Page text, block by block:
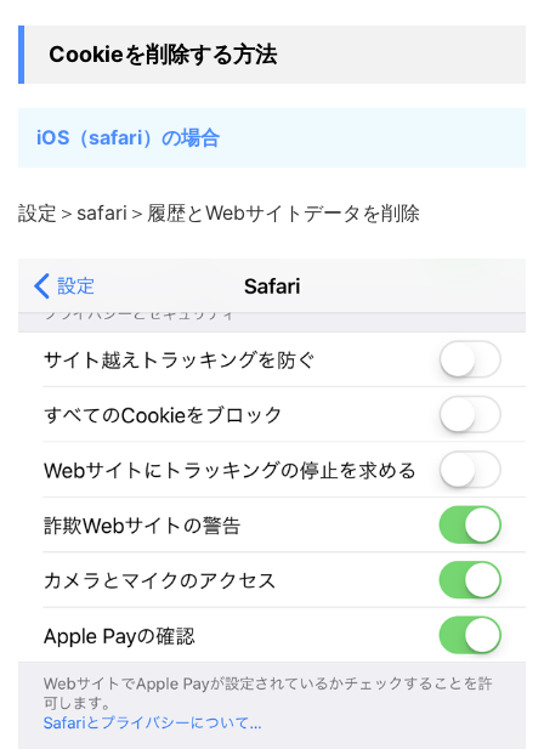
Cookieを削除する方法
iOS（safari）の場合
設定＞safari＞履歴とWebサイトデータを削除